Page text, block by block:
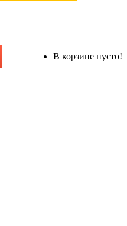
В корзине пусто!